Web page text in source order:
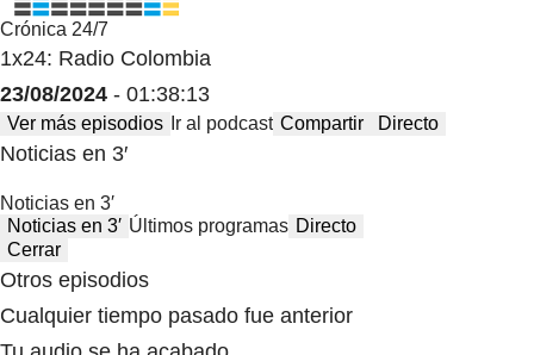
Crónica 24/7
1x24: Radio Colombia
23/08/2024 - 01:38:13
Ver más episodios Ir al podcast Compartir Directo
Noticias en 3′
Noticias en 3′
Noticias en 3′ Últimos programas Directo
Cerrar
Otros episodios
Cualquier tiempo pasado fue anterior